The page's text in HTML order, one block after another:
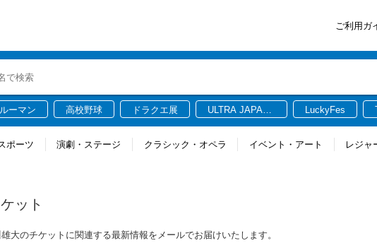
ご利用ガ
ーマン 高校野球 ドラクエ展
ULTRA JAPAN
LuckyFes
ポーツ 演劇・ステージ クラシック・オペラ イベント・アート レジャ
ット
大のチケットに関連する最新情報をメールでお届けいたします。